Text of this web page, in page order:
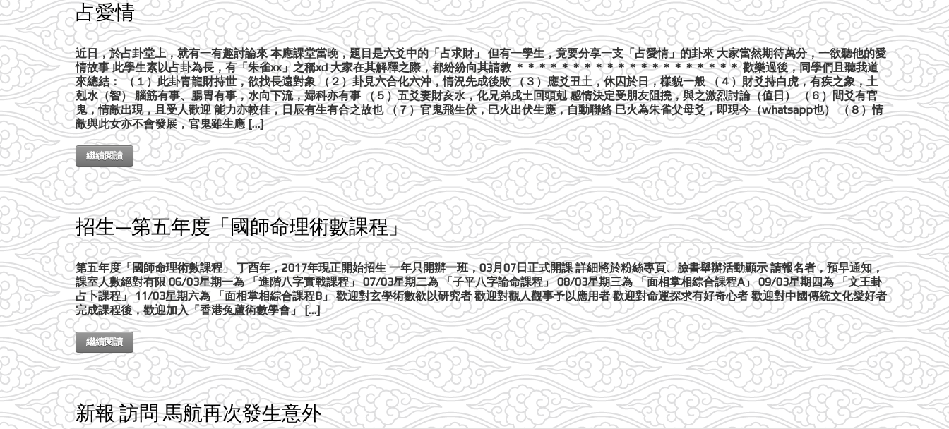
占愛情
近日，於占卦堂上，就有一有趣討論來 本應課堂當晚，題目是六爻中的「占求財」 但有一學生，竟要分享一支「占愛情」的卦來 大家當然期待萬分，一欲聽他的愛
情故事 此學生素以占卦為長，有「朱雀xx」之稱xd 大家在其解釋之際，都紛紛向其請教 ＊＊＊＊＊＊＊＊＊＊＊＊＊＊＊＊＊＊＊＊ 歡樂過後，同學們且聽我道
來總結： （１）此卦青龍財持世，欲找長遠對象 （２）卦見六合化六沖，情況先成後敗 （３）應爻丑土，休囚於日，樣貌一般 （４）財爻持白虎，有疾之象，土
剋水（智） 腦筋有事、腸胃有事，水向下流，婦科亦有事 （５）五爻妻財亥水，化兄弟戌土回頭剋 感情決定受朋友阻撓，與之激烈討論（值日） （６）間爻有官
鬼，情敵出現，且受人歡迎 能力亦較佳，日辰有生有合之故也 （７）官鬼飛生伏，巳火出伏生應，自動聯絡 巳火為朱雀父母爻，即現今（whatsapp也） （８）情
敵與此女亦不會發展，官鬼雖生應 […]
繼續閱讀
招生—第五年度「國師命理術數課程」
第五年度「國師命理術數課程」 丁酉年，2017年現正開始招生 一年只開辦一班，03月07日正式開課 詳細將於粉絲專頁、臉書舉辦活動顯示 請報名者，預早通知，
課室人數絕對有限 06/03星期一為 「進階八字實戰課程」 07/03星期二為 「子平八字論命課程」 08/03星期三為 「面相掌相綜合課程A」 09/03星期四為 「文王卦
占卜課程」 11/03星期六為 「面相掌相綜合課程B」 歡迎對玄學術數欲以研究者 歡迎對觀人觀事予以應用者 歡迎對命運探求有好奇心者 歡迎對中國傳統文化愛好者
完成課程後，歡迎加入「香港兔蘆術數學會」 […]
繼續閱讀
新報 訪問 馬航再次發生意外